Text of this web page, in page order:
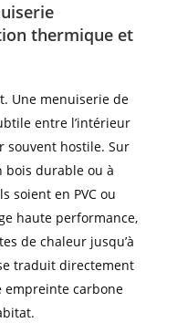
thermique et
Une menuiserie de
entre l’intérieur
souvent hostile. Sur
bois durable ou à
soient en PVC ou
haute performance,
de chaleur jusqu’à
traduit directement
empreinte carbone